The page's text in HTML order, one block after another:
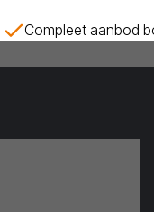
Compleet aanbod